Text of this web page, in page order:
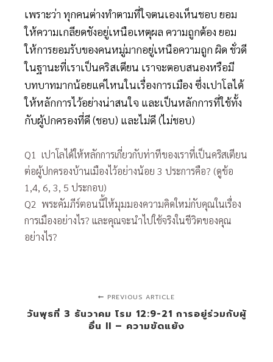
เพราะว่า ทุกคนต่างทำตามที่ใจตนเองเห็นชอบ ยอม
ให้ความเกลียดชังอยู่เหนือเหตุผล ความถูกต้อง ยอม
ให้การยอมรับของคนหมู่มากอยู่เหนือความถูก ผิด ชั่วดี
ในฐานะที่เราเป็นคริสเตียน เราจะตอบสนองหรือมี
บทบาทมากน้อยแค่ไหนในเรื่องการเมือง ซึ่งเปาโลได้
ให้หลักการไว้อย่างน่าสนใจ และเป็นหลักการที่ใช้ทั้ง
กับผู้ปกครองที่ดี (ชอบ) และไม่ดี (ไม่ชอบ)
Q1 เปาโลได้ให้หลักการเกี่ยวกับท่าทีของเราที่เป็นคริสเตียน
ต่อผู้ปกครองบ้านเมืองไว้อย่างน้อย 3 ประการคือ? (ดูข้อ
1,4, 6, 3, 5 ประกอบ)
Q2 พระคัมภีร์ตอนนี้ให้มุมมองความคิดใหม่กับคุณในเรื่อง
การเมืองอย่างไร? และคุณจะนำไปใช้จริงในชีวิตของคุณ
อย่างไร?
PREVIOUS ARTICLE
วันพุธที่ 3 ธันวาคม โรม 12:9-21 การอยู่ร่วมกับผู้
อื่น II – ความขัดแย้ง